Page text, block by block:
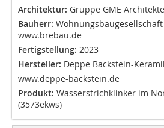
Architektur: Gruppe GME
Bauherr:
www.brebau.de
Fertigstellung: 2023
Hersteller: Deppe Backstein-
www.deppe-backstein.de
Produkt: Wasserstrichklinker im
(3573ekws)